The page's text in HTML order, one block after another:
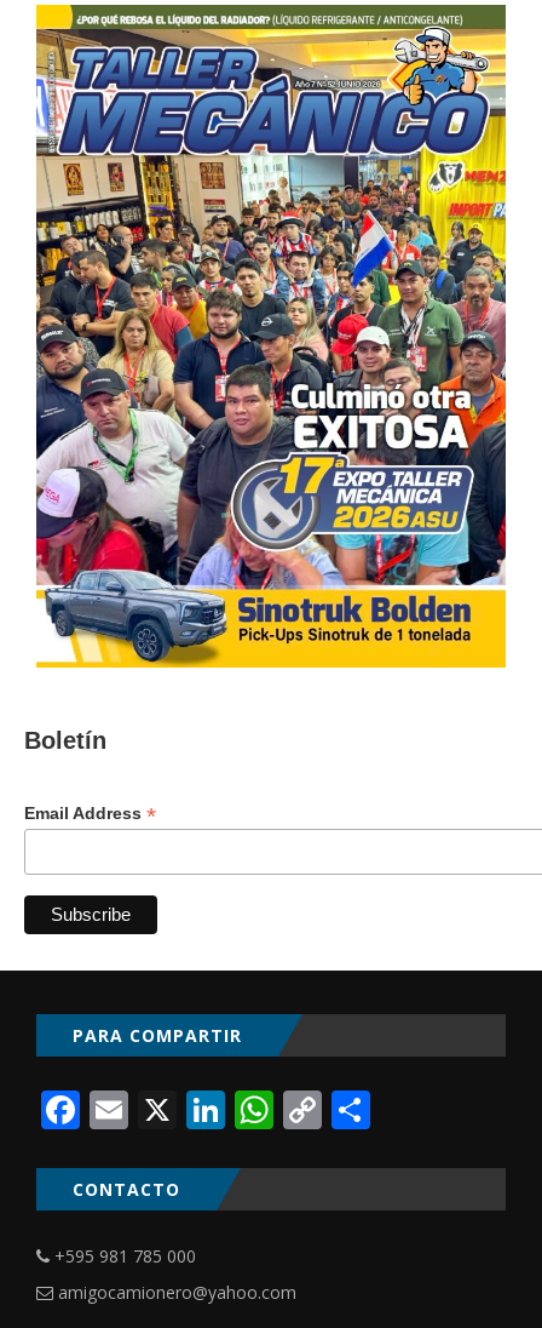
Boletín
Email Address *
PARA COMPARTIR
Facebook
Email
X LinkedIn
WhatsApp
Copy
CONTACTO
+595 981 785 000
amigocamionero@yahoo.com